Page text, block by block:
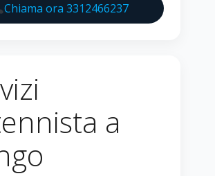
Chiama ora 3312466237
a